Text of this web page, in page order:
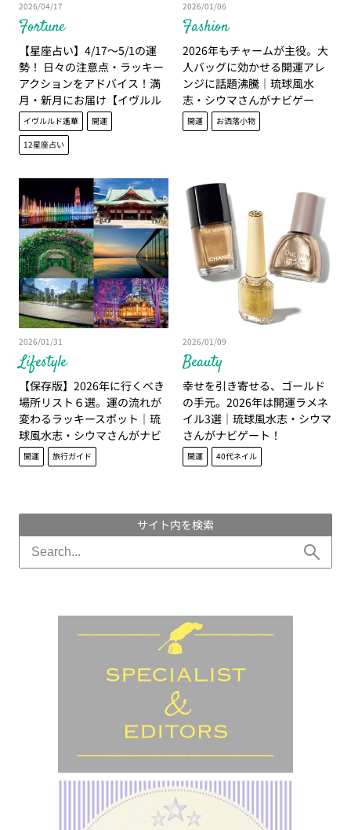
Fortune
2026/04/17
【星座占い】4/17～5/1の運
勢！ 日々の注意点・ラッキー
アクションをアドバイス！満
月・新月にお届け【イヴルル
ド遙華】
イヴルルド遙華
開運
12星座占い
Fashion
2026/01/06
2026年もチャームが主役。大
人バッグに効かせる開運アレ
ンジに話題沸騰｜琉球風水
志・シウマさんがナビゲー
ト！
開運 お洒落小物
Lifestyle
2026/01/31
【保存版】2026年に行くべき
場所リスト６選。運の流れが
変わるラッキースポット｜琉
球風水志・シウマさんがナビ
ゲート！
開運 旅行ガイド
Beauty
2026/01/09
幸せを引き寄せる、ゴールド
の手元。2026年は開運ラメネ
イル3選｜琉球風水志・シウマ
さんがナビゲート！
開運 40代ネイル
サイト内を検索